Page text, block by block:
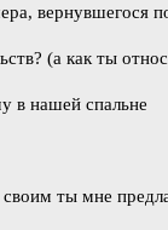
вернувшегося
(а как ты
в нашей спальне
своим ты мне